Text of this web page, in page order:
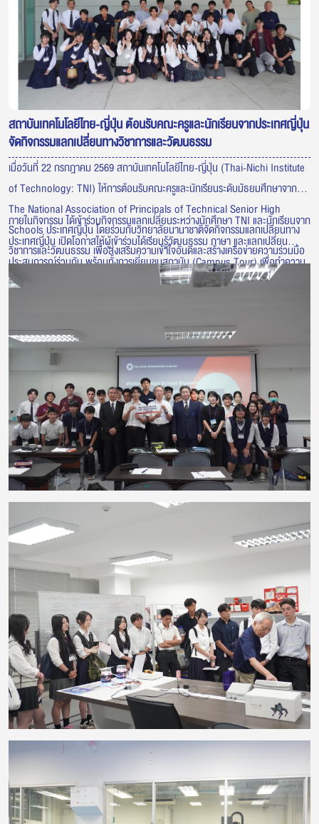
สถาบันเทคโนโลยีไทย-ญี่ปุ่น ต้อนรับคณะครูและนักเรียนจากประเทศญี่ปุ่น
จัดกิจกรรมแลกเปลี่ยนทางวิชาการและวัฒนธรรม
เมื่อวันที่ 22 กรกฎาคม 2569 สถาบันเทคโนโลยีไทย-ญี่ปุ่น (Thai-Nichi Institute
of Technology: TNI) ให้การต้อนรับคณะครูและนักเรียนระดับมัธยมศึกษาจาก
The National Association of Principals of Technical Senior High
Schools ประเทศญี่ปุ่น โดยร่วมกับวิทยาลัยนานาชาติจัดกิจกรรมแลกเปลี่ยนทาง
วิชาการและวัฒนธรรม เพื่อส่งเสริมความเข้าใจอันดีและสร้างเครือข่ายความร่วมมือ
ระหว่างเยาวชนไทยและญี่ปุ่น
ภายในกิจกรรม ได้เข้าร่วมกิจกรรมแลกเปลี่ยนระหว่างนักศึกษา TNI และนักเรียนจาก
ประเทศญี่ปุ่น เปิดโอกาสให้ผู้เข้าร่วมได้เรียนรู้วัฒนธรรม ภาษา และแลกเปลี่ยน
ประสบการณ์ร่วมกัน พร้อมทั้งการเยี่ยมชมสถาบัน (Campus Tour) เพื่อทำความ
รู้จักกับบรรยากาศการเรียนการสอน สิ่งอำนวยความสะดวก และศักยภาพด้านการ
รู้ และพัฒนาความร่วมมือด้านการศึกษากับสถาบันและองค์กรจากประเทศญี่ปุ่น
อย่างต่อเนื่อง